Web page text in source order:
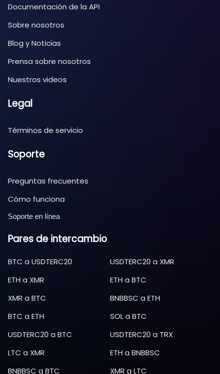
Documentación de la API
Sobre nosotros
Blog y Noticias
Prensa sobre nosotros
Nuestros videos
Legal
Términos de servicio
Soporte
Preguntas frecuentes
Cómo funciona
Soporte en línea
Pares de intercambio
BTC a USDTERC20 USDTERC20 a XMR
ETH a XMR ETH a BTC
XMR a BTC BNBBSC a ETH
BTC a ETH SOLa BTC
USDTERC20 a BTC USDTERC20 a TRX
LTC a XMR ETH a BNBBSC
BNBBSC a BTC XMR a LTC